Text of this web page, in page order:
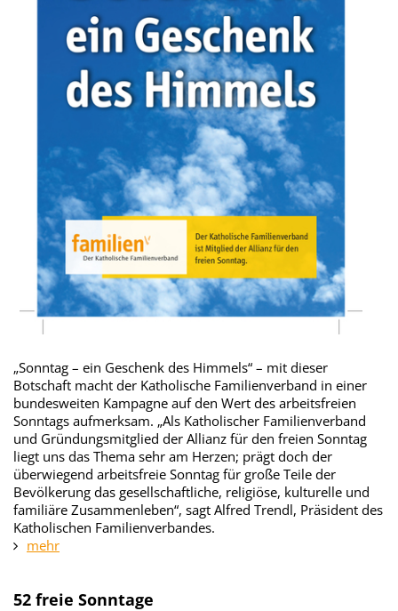
„Sonntag – ein Geschenk des Himmels“ – mit dieser
Botschaft macht der Katholische Familienverband in einer
bundesweiten Kampagne auf den Wert des arbeitsfreien
Sonntags aufmerksam. „Als Katholischer Familienverband
und Gründungsmitglied der Allianz für den freien Sonntag
liegt uns das Thema sehr am Herzen; prägt doch der
überwiegend arbeitsfreie Sonntag für große Teile der
Bevölkerung das gesellschaftliche, religiöse, kulturelle und
familiäre Zusammenleben“, sagt Alfred Trendl, Präsident des
Katholischen Familienverbandes.
mehr
52 freie Sonntage